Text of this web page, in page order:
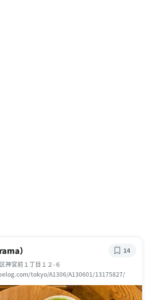
）
神宮前１丁目１２-６
tokyo/A1306/A130601/13175827/
14